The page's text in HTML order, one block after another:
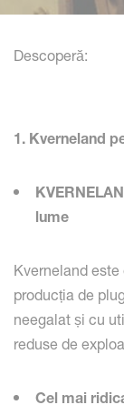
Descoperă:
1. Kverneland
lume
Kverneland
producția de
neegalat și cu
reduse de
Cel mai